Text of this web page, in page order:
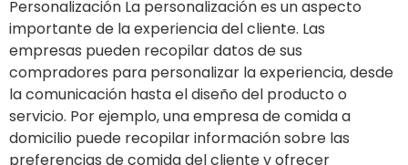
Personalización La personalización es un aspecto
importante de la experiencia del cliente. Las
empresas pueden recopilar datos de sus
compradores para personalizar la experiencia, desde
la comunicación hasta el diseño del producto o
servicio. Por ejemplo, una empresa de comida a
domicilio puede recopilar información sobre las
preferencias de comida del cliente y ofrecer